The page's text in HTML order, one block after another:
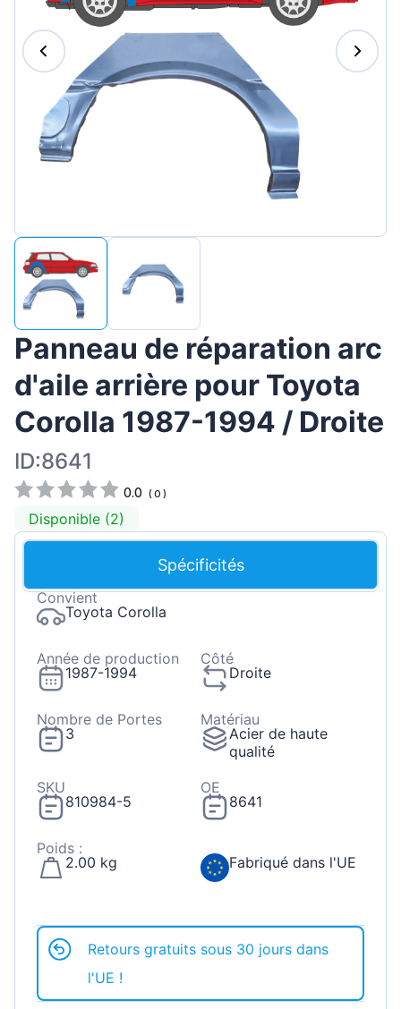
Magyar
Lietuvių
Hrvatski
Português
Panneau de réparation arc
d'aile arrière pour Toyota
Corolla 1987-1994 / Droite
ID:8641
0.0 (0 )
Disponible (2)
Spécificités
Convient
Toyota Corolla
Année de production
1987-1994
Côté
Droite
Nombre de Portes
3
Matériau
Acier de haute
qualité
SKU
810984-5
OE
8641
Poids :
2.00 kg
Fabriqué dans l'UE
Retours gratuits sous 30 jours dans
l'UE !